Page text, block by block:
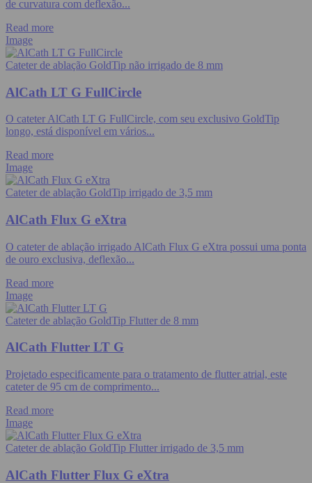
de curvatura com deflexão...
Read more
Image
Cateter de ablação GoldTip não irrigado de 8 mm
AlCath LT G FullCircle
O cateter AlCath LT G FullCircle, com seu exclusivo GoldTip
longo, está disponível em vários...
Read more
Image
Cateter de ablação GoldTip irrigado de 3,5 mm
AlCath Flux G eXtra
O cateter de ablação irrigado AlCath Flux G eXtra possui uma ponta
de ouro exclusiva, deflexão...
Read more
Image
Cateter de ablação GoldTip Flutter de 8 mm
AlCath Flutter LT G
Projetado especificamente para o tratamento de flutter atrial, este
cateter de 95 cm de comprimento...
Read more
Image
Cateter de ablação GoldTip Flutter irrigado de 3,5 mm
AlCath Flutter Flux G eXtra